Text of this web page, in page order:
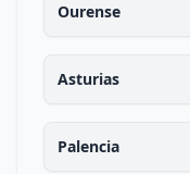
Ourense
Asturias
Palencia